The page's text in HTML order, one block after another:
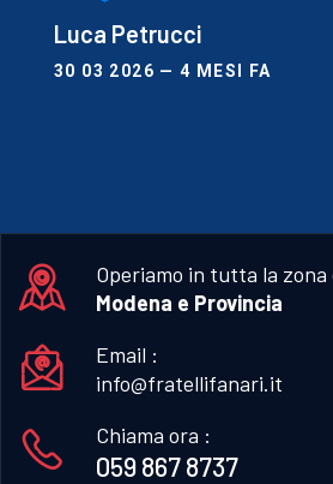
Luca Petrucci
30 03 2026 — 4 MESI FA
Operiamo in tutta la zona
Modena e Provincia
Email :
info@fratellifanari.it
Chiama ora :
059 867 8737